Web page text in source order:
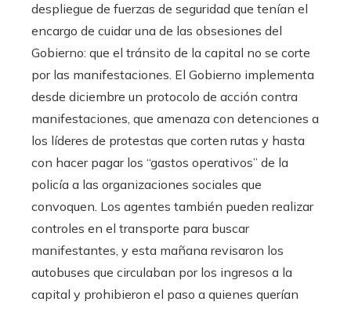
despliegue de fuerzas de seguridad que tenían el
encargo de cuidar una de las obsesiones del
Gobierno: que el tránsito de la capital no se corte
por las manifestaciones. El Gobierno implementa
desde diciembre un protocolo de acción contra
manifestaciones, que amenaza con detenciones a
los líderes de protestas que corten rutas y hasta
con hacer pagar los “gastos operativos” de la
policía a las organizaciones sociales que
convoquen. Los agentes también pueden realizar
controles en el transporte para buscar
manifestantes, y esta mañana revisaron los
autobuses que circulaban por los ingresos a la
capital y prohibieron el paso a quienes querían